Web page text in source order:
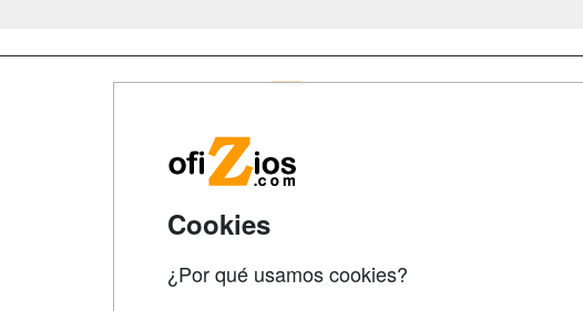
Cookies
¿Por qué usamos cookies?